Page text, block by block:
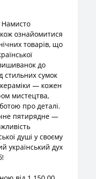
ознайомитися
товарів, що
до
стильних сумок
кераміки — кожен
мистецтва,
про деталі.
пятирядне —
душі у своєму
український дух